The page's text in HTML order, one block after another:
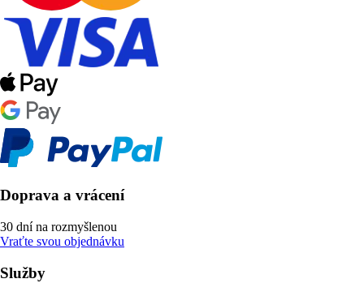
Doprava a vrácení
30 dní na rozmyšlenou
Vraťte svou objednávku
Služby